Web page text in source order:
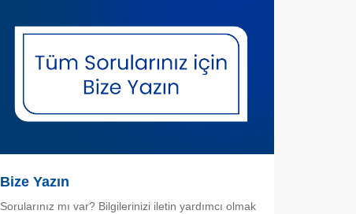
Bize Yazın
Sorularınız mı var? Bilgilerinizi iletin yardımcı olmak